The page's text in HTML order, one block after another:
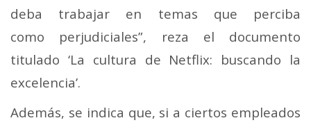
deba trabajar en temas que perciba
como perjudiciales”, reza el documento
titulado ‘La cultura de Netflix: buscando la
excelencia’.
Además, se indica que, si a ciertos empleados